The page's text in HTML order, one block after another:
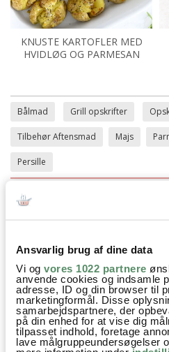
Ansvarlig brug af dine data
Vi og vores 1022 partnere
anvende cookies og indsamle
adresse, ID og din browser til
marketingformål. Disse
samarbejdspartnere, der
på din enhed for at vise dig
tilpasset indhold, foretage
lave målgruppeundersøgelser
KNUSTE KARTOFLER MED
HVIDLØG OG PARMESAN
Bålmad Grill opskrifter
Tilbehør Aftensmad Majs
Persille
Har du spørgsmål til opskriften
hilsen, så kan du skrive til mig i
Du kan måske finde svaret på dit
hvis det allerede er stillet og
denne side, hvor jeg giver svar
spørgsmål' til min opskrifter.